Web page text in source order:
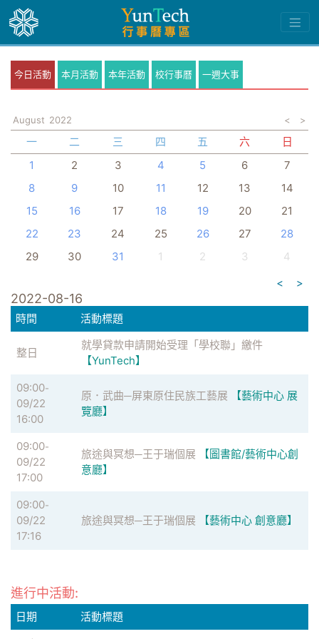
今日活動 本月活動 本年活動 校行事曆 一週大事
August 2022 < >
一 二 三 四 五 六
日
1
2 3 4 5 6
7
8
9 10 11 12 13
14
15
16 17 18 19 20
21
22
23 24 25 26 27
28
29
30 31 1 2 3
4
<
>
2022-08-16
時間 活動標題
整日
就學貸款申請開始受理「學校聯」繳件
【YunTech】
09:00-
09/22
16:00
原．武曲─屏東原住民族工藝展
【藝術中心 展
覽廳】
09:00-
09/22
17:00
旅途與冥想─王于瑞個展
【圖書館/藝術中心創
意廳】
09:00-
09/22
17:16
旅途與冥想─王于瑞個展 【藝術中心 創意廳】
進行中活動:
日期
活動標題